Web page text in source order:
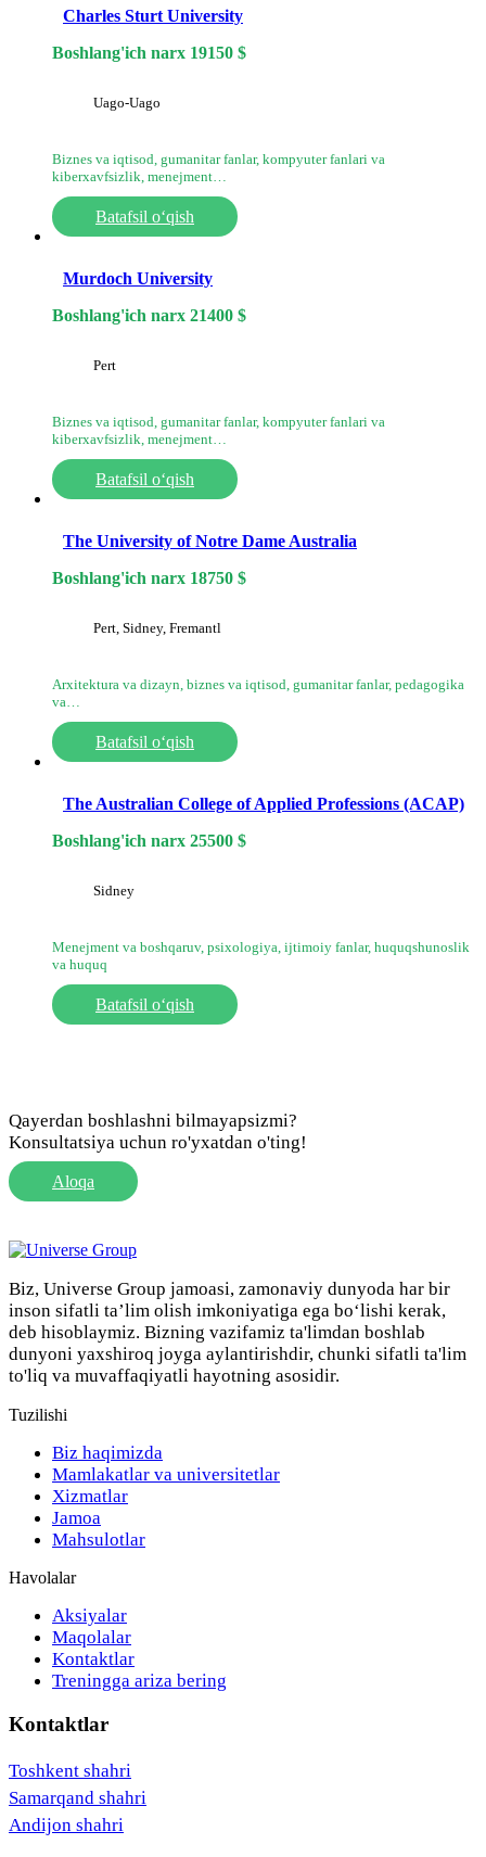
Charles Sturt University
Boshlang'ich narx 19150 $
Uago-Uago
Biznes va iqtisod, gumanitar fanlar, kompyuter fanlari va
kiberxavfsizlik, menejment…
Batafsil o‘qish
Murdoch University
Boshlang'ich narx 21400 $
Pert
Biznes va iqtisod, gumanitar fanlar, kompyuter fanlari va
kiberxavfsizlik, menejment…
Batafsil o‘qish
The University of Notre Dame Australia
Boshlang'ich narx 18750 $
Pert, Sidney, Fremantl
Arxitektura va dizayn, biznes va iqtisod, gumanitar fanlar, pedagogika
va…
Batafsil o‘qish
The Australian College of Applied Professions (ACAP)
Boshlang'ich narx 25500 $
Sidney
Menejment va boshqaruv, psixologiya, ijtimoiy fanlar, huquqshunoslik
va huquq
Batafsil o‘qish
Qayerdan boshlashni bilmayapsizmi?
Konsultatsiya uchun ro'yxatdan o'ting!
Aloqa
Biz, Universe Group jamoasi, zamonaviy dunyoda har bir
inson sifatli ta’lim olish imkoniyatiga ega bo‘lishi kerak,
deb hisoblaymiz. Bizning vazifamiz ta'limdan boshlab
dunyoni yaxshiroq joyga aylantirishdir, chunki sifatli ta'lim
to'liq va muvaffaqiyatli hayotning asosidir.
Tuzilishi
Biz haqimizda
Mamlakatlar va universitetlar
Xizmatlar
Jamoa
Mahsulotlar
Havolalar
Aksiyalar
Maqolalar
Kontaktlar
Treningga ariza bering
Kontaktlar
Toshkent shahri
Samarqand shahri
Andijon shahri